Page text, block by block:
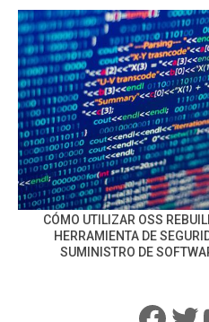
CÓMO UTILIZAR OSS
HERRAMIENTA DE
SUMINISTRO DE